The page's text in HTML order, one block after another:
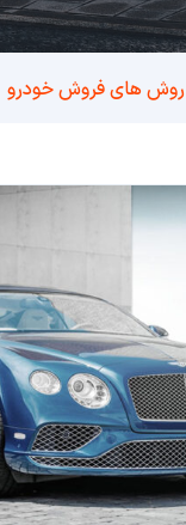
روش های فروش خودرو